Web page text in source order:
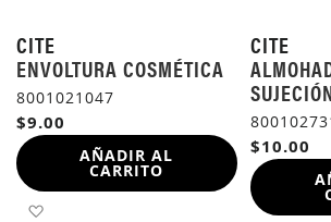
CITE
ENVOLTURA COSMÉTICA
8001021047
$9.00
AÑADIR AL
CARRITO
AÑADIR A LA LISTA DE DESEOS
CITE
$10.00